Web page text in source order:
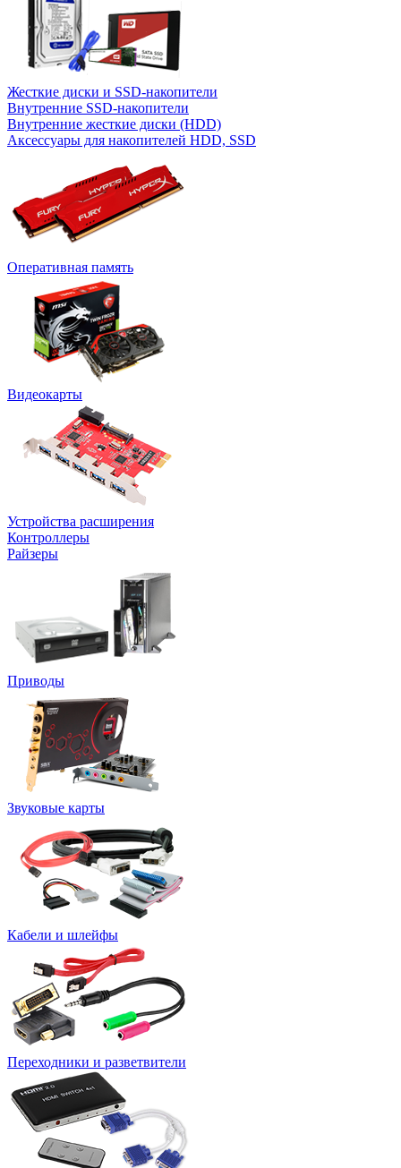
Жесткие диски и SSD-накопители
Внутренние SSD-накопители
Внутренние жесткие диски (HDD)
Аксессуары для накопителей HDD, SSD
Оперативная память
Видеокарты
Устройства расширения
Контроллеры
Райзеры
Приводы
Звуковые карты
Кабели и шлейфы
Переходники и разветвители